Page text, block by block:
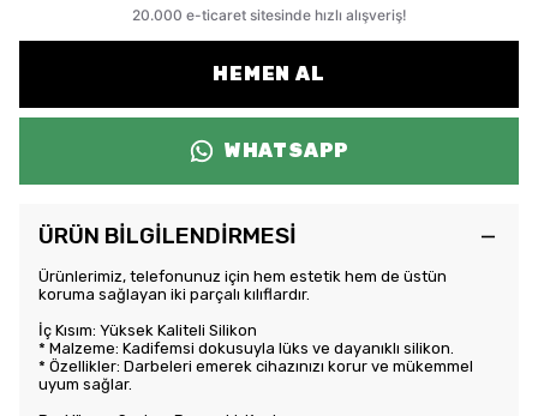
HEMEN AL
WHATSAPP
ÜRÜN BİLGİLENDİRMESİ
Ürünlerimiz, telefonunuz için hem estetik hem de üstün
koruma sağlayan iki parçalı kılıflardır.
İç Kısım: Yüksek Kaliteli Silikon
* Malzeme: Kadifemsi dokusuyla lüks ve dayanıklı silikon.
* Özellikler: Darbeleri emerek cihazınızı korur ve mükemmel
uyum sağlar.